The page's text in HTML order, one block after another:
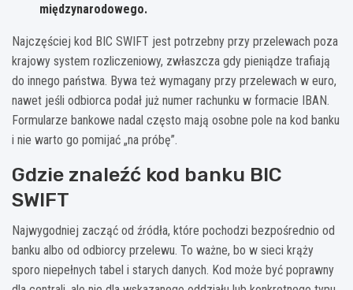
międzynarodowego.
Najczęściej kod BIC SWIFT jest potrzebny przy przelewach poza
krajowy system rozliczeniowy, zwłaszcza gdy pieniądze trafiają
do innego państwa. Bywa też wymagany przy przelewach w euro,
nawet jeśli odbiorca podał już numer rachunku w formacie IBAN.
Formularze bankowe nadal często mają osobne pole na kod banku
i nie warto go pomijać „na próbę”.
Gdzie znaleźć kod banku BIC
SWIFT
Najwygodniej zacząć od źródła, które pochodzi bezpośrednio od
banku albo od odbiorcy przelewu. To ważne, bo w sieci krąży
sporo niepełnych tabel i starych danych. Kod może być poprawny